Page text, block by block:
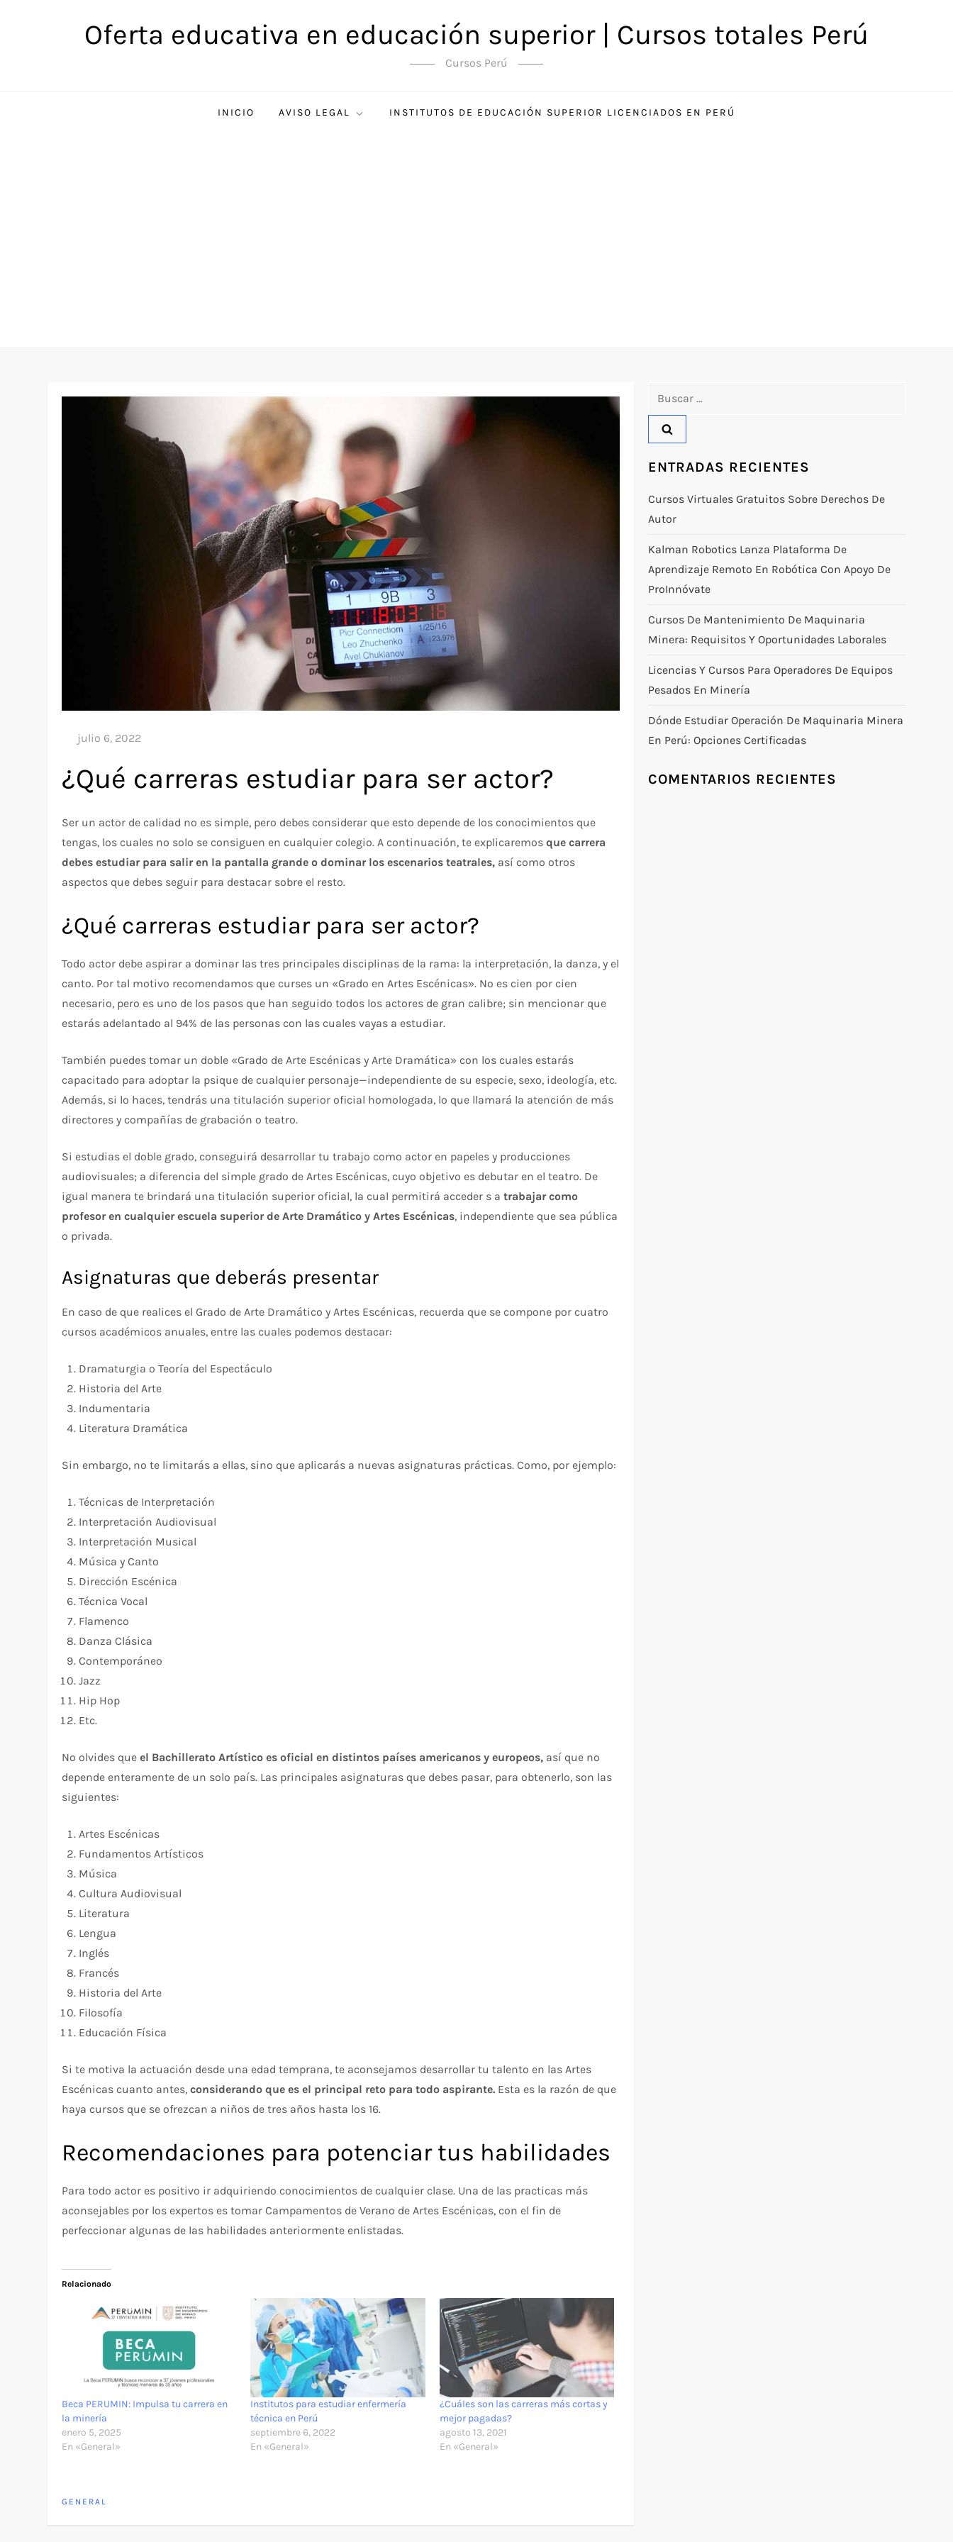
Oferta educativa en educación superior | Cursos totales Perú
Cursos Perú
INICIO AVISO LEGAL INSTITUTOS DE EDUCACIÓN SUPERIOR LICENCIADOS EN PERÚ
¿Qué carreras estudiar para ser actor?
Ser un actor de calidad no es simple, pero debes considerar que esto depende de los conocimientos que
tengas, los cuales no solo se consiguen en cualquier colegio. A continuación, te explicaremosque carrera
debes estudiar para salir en la pantalla grande o dominar los escenarios teatrales, así como otros
aspectos que debes seguir para destacar sobre el resto.
¿Qué carreras estudiar para ser actor?
Todo actor debe aspirar a dominar las tres principales disciplinas de la rama: la interpretación, la danza, y el
canto. Por tal motivo recomendamos que curses un «Grado en Artes Escénicas». No es cien por cien
necesario, pero es uno de los pasos que han seguido todos los actores de gran calibre; sin mencionar que
estarás adelantado al 94% de las personas con las cuales vayas a estudiar.
También puedes tomar un doble «Grado de Arte Escénicas y Arte Dramática» con los cuales estarás
capacitado para adoptar la psique de cualquier personaje—independiente de su especie, sexo, ideología, etc.
Además, si lo haces, tendrás una titulación superior oficial homologada, lo que llamará la atención de más
directores y compañías de grabación o teatro.
Si estudias el doble grado, conseguirá desarrollar tu trabajo como actor en papeles y producciones
audiovisuales; a diferencia del simple grado de Artes Escénicas, cuyo objetivo es debutar en el teatro. De
igual manera te brindará una titulación superior oficial, la cual permitirá acceder s atrabajar como
profesor en cualquier escuela superior de Arte Dramático y Artes Escénicas, independiente que sea pública
o privada.
Asignaturas que deberás presentar
En caso de que realices el Grado de Arte Dramático y Artes Escénicas, recuerda que se compone por cuatro
cursos académicos anuales, entre las cuales podemos destacar:
Dramaturgia o Teoría del Espectáculo
Historia del Arte
Indumentaria
Literatura Dramática
Sin embargo, no te limitarás a ellas, sino que aplicarás a nuevas asignaturas prácticas. Como, por ejemplo:
Técnicas de Interpretación
Interpretación Audiovisual
Interpretación Musical
Música y Canto
Dirección Escénica
Técnica Vocal
Flamenco
Danza Clásica
Contemporáneo
Jazz
Hip Hop
Etc.
No olvides queel Bachillerato Artístico es oficial en distintos países americanos y europeos, así que no
depende enteramente de un solo país. Las principales asignaturas que debes pasar, para obtenerlo, son las
siguientes:
Artes Escénicas
Fundamentos Artísticos
Música
Cultura Audiovisual
Literatura
Lengua
Inglés
Francés
Historia del Arte
Filosofía
Educación Física
Si te motiva la actuación desde una edad temprana, te aconsejamos desarrollar tu talento en las Artes
Escénicas cuanto antes,considerando que es el principal reto para todo aspirante. Esta es la razón de que
haya cursos que se ofrezcan a niños de tres años hasta los 16.
Recomendaciones para potenciar tus habilidades
Para todo actor es positivo ir adquiriendo conocimientos de cualquier clase. Una de las practicas más
aconsejables por los expertos es tomar Campamentos de Verano de Artes Escénicas, con el fin de
perfeccionar algunas de las habilidades anteriormente enlistadas.
Relacionado
Beca PERUMIN: Impulsa tu carrera en
la minería
enero 5, 2025
En «General»
Institutos para estudiar enfermería
técnica en Perú
septiembre 6, 2022
En «General»
¿Cuáles son las carreras más cortas y
mejor pagadas?
agosto 13, 2021
En «General»
GENERAL
ENTRADAS RECIENTES
Cursos Virtuales Gratuitos Sobre Derechos De
Autor
Kalman Robotics Lanza Plataforma De
Aprendizaje Remoto En Robótica Con Apoyo De
ProInnóvate
Cursos De Mantenimiento De Maquinaria
Minera: Requisitos Y Oportunidades Laborales
Licencias Y Cursos Para Operadores De Equipos
Pesados En Minería
Dónde Estudiar Operación De Maquinaria Minera
En Perú: Opciones Certificadas
COMENTARIOS RECIENTES